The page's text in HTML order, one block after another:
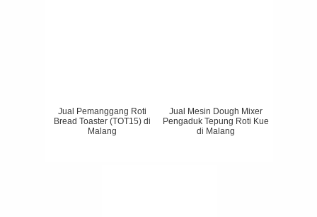
Jual Pemanggang Roti
Bread Toaster (TOT15) di
Malang
Jual Mesin Dough Mixer
Pengaduk Tepung Roti Kue
di Malang